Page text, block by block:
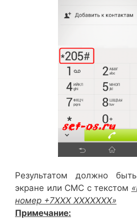
Результатом должно
экране или СМС с текстом
номер +7ХХХ ХХХХХХХ»
Примечание: